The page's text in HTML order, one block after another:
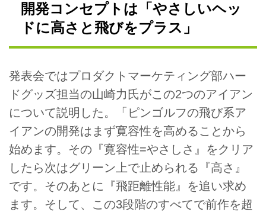
開発コンセプトは「やさしいヘッ
ドに高さと飛びをプラス」
発表会ではプロダクトマーケティング部ハー
ドグッズ担当の山崎力氏がこの2つのアイアン
について説明した。「ピンゴルフの飛び系ア
イアンの開発はまず寛容性を高めることから
始めます。その『寛容性=やさしさ』をクリア
したら次はグリーン上で止められる『高さ』
です。そのあとに『飛距離性能』を追い求め
ます。そして、この3段階のすべてで前作を超